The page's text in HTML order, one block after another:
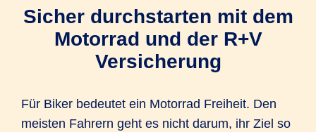
Sicher durchstarten mit dem
Motorrad und der R+V
Versicherung
Für Biker bedeutet ein Motorrad Freiheit. Den
meisten Fahrern geht es nicht darum, ihr Ziel so